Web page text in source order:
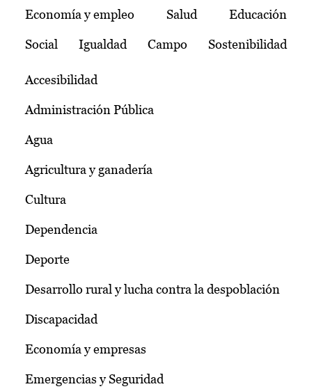
Temas
Economía y empleo Salud Educación
Social Igualdad Campo Sostenibilidad
Accesibilidad
Administración Pública
Agua
Agricultura y ganadería
Cultura
Dependencia
Deporte
Desarrollo rural y lucha contra la despoblación
Discapacidad
Economía y empresas
Emergencias y Seguridad